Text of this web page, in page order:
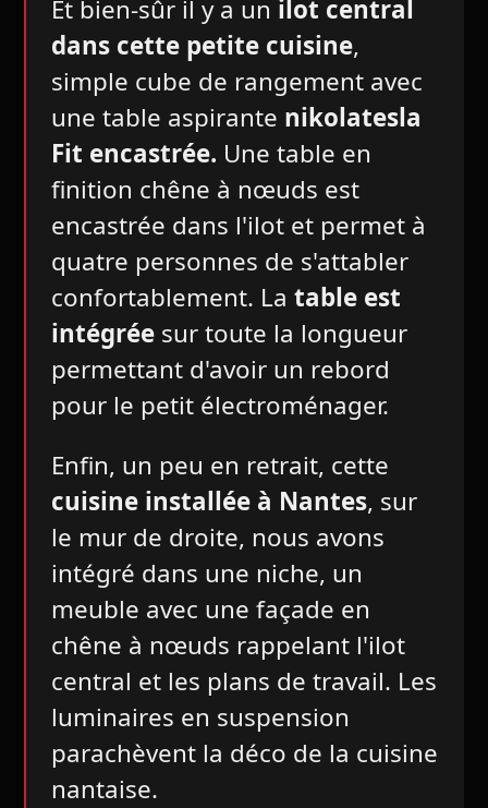
Et bien-sûr il y a un ilot central
dans cette petite cuisine,
simple cube de rangement avec
une table aspirante nikolatesla
Fit encastrée. Une table en
finition chêne à nœuds est
encastrée dans l'ilot et permet à
quatre personnes de s'attabler
confortablement. La table est
intégréesur toute la longueur
permettant d'avoir un rebord
pour le petit électroménager.
Enfin, un peu en retrait, cette
cuisine installée à Nantes, sur
le mur de droite, nous avons
intégré dans une niche, un
meuble avec une façade en
chêne à nœuds rappelant l'ilot
central et les plans de travail. Les
luminaires en suspension
parachèvent la déco de la cuisine
nantaise.